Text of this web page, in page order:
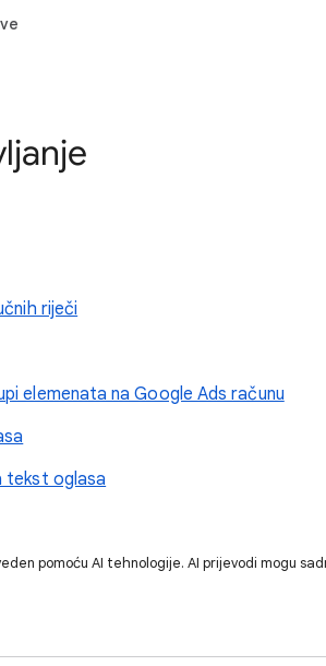
riječi
elemenata na Google Ads računu
tekst oglasa
pomoću AI tehnologije. AI prijevodi mogu